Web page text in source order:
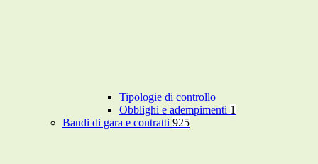
Tipologie di controllo
Obblighi e adempimenti 1
Bandi di gara e contratti 925